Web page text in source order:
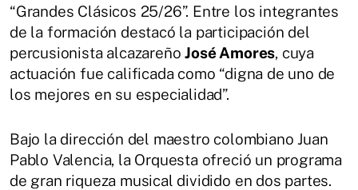
“Grandes Clásicos 25/26”. Entre los integrantes
de la formación destacó la participación del
percusionista alcazareñoJosé Amores, cuya
actuación fue calificada como “digna de uno de
los mejores en su especialidad”.
Bajo la dirección del maestro colombiano Juan
Pablo Valencia, la Orquesta ofreció un programa
de gran riqueza musical dividido en dos partes.